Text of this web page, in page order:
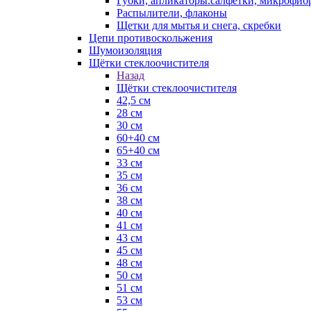
Распылители, флаконы
Щетки для мытья и снега, скребки
Цепи противоскольжения
Шумоизоляция
Щётки стеклоочистителя
Назад
Щётки стеклоочистителя
42,5 см
28 см
30 см
60+40 см
65+40 см
33 см
35 см
36 см
38 см
40 см
41 см
43 см
45 см
48 см
50 см
51 см
53 см